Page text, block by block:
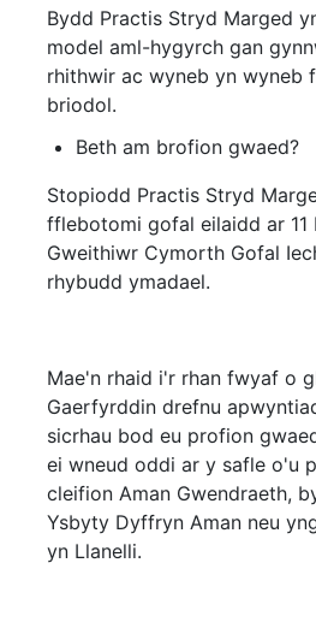
Bydd Practis Stryd Marged
model aml-hygyrch gan
rhithwir ac wyneb yn wyneb
briodol.
Beth am brofion gwaed?
Stopiodd Practis Stryd
fflebotomi gofal eilaidd ar 11
Gweithiwr Cymorth Gofal
rhybudd ymadael.
Mae'n rhaid i'r rhan fwyaf o
Gaerfyrddin drefnu
sicrhau bod eu profion
ei wneud oddi ar y safle o'u
cleifion Aman Gwendraeth,
Ysbyty Dyffryn Aman neu
yn Llanelli.